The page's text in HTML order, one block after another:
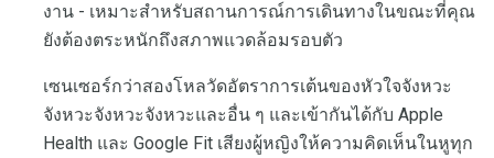
งาน - เหมาะสำหรับสถานการณ์การเดินทางในขณะที่คุณ
ยังต้องตระหนักถึงสภาพแวดล้อมรอบตัว
เซนเซอร์กว่าสองโหลวัดอัตราการเต้นของหัวใจจังหวะ
จังหวะจังหวะจังหวะและอื่น ๆ และเข้ากันได้กับ Apple
Health และ Google Fit เสียงผู้หญิงให้ความคิดเห็นในหูทุก